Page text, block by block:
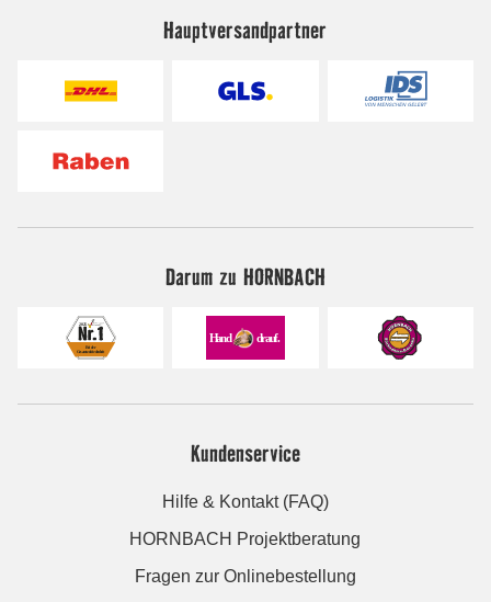
Hauptversandpartner
Darum zu HORNBACH
Kundenservice
Hilfe & Kontakt (FAQ)
HORNBACH Projektberatung
Fragen zur Onlinebestellung